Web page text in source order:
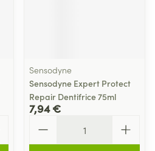
Sensodyne
Sensodyne Expert Protect
Repair Dentifrice 75ml
7,94 €